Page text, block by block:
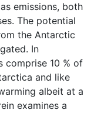
emissions, both
The potential
the Antarctic
In
comprise 10 % of
and like
albeit at a
examines a